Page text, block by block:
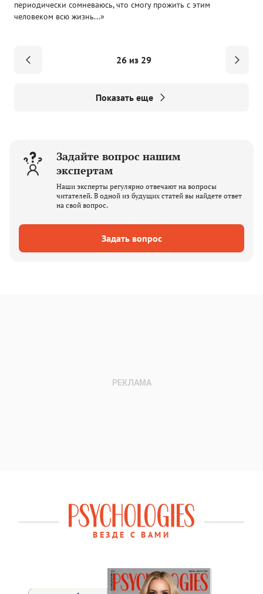
периодически сомневаюсь, что смогу прожить с этим
человеком всю жизнь...»
26 из 29
Показать еще
Задайте вопрос нашим
экспертам
Наши эксперты регулярно отвечают на вопросы
читателей. В одной из будущих статей вы найдете ответ
на свой вопрос.
Задать вопрос
ВЕЗДЕ С ВАМИ